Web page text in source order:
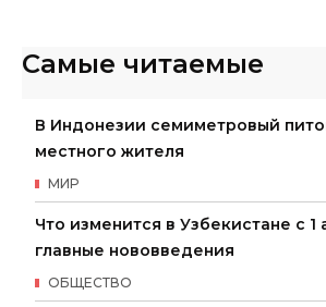
Самые читаемые
В Индонезии семиметровый
местного жителя
МИР
Что изменится в Узбекистане с 1
главные нововведения
ОБЩЕСТВО